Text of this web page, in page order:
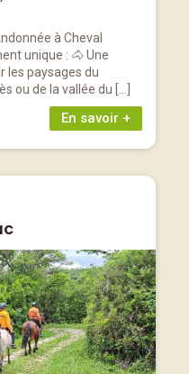
à Cheval
unique : 🐴 Une
les paysages du
ou de la vallée du […]
En savoir +